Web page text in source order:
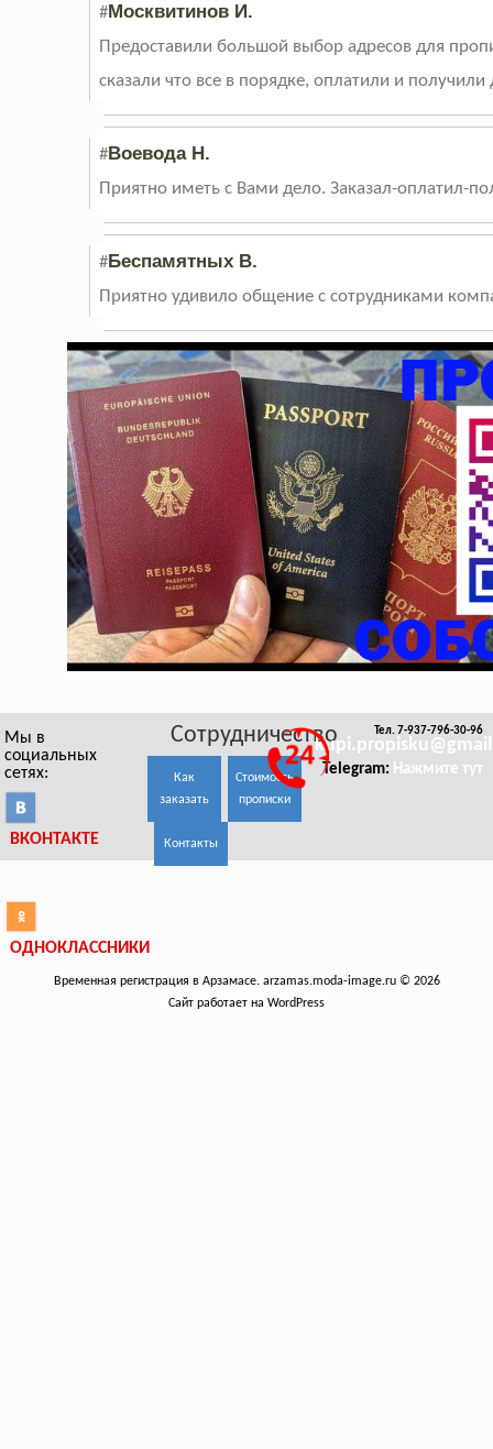
#Москвитинов И.
Предоставили большой выбор адресов для
сказали что все в порядке, оплатили и
#Воевода Н.
Приятно иметь с Вами дело. Заказал-оплатил-
#Беспамятных В.
Приятно удивило общение с сотрудниками
Мы в
социальных
сетях:
ВКОНТАКТЕ
ОДНОКЛАССНИКИ
Сотрудничество
Как
заказать
Стоимость
прописки
Контакты
Тел. 7-937-796-30-96
Telegram: Нажмите тут
Временная регистрация в Арзамасе. arzamas.moda-image.ru © 2026
Сайт работает на WordPress